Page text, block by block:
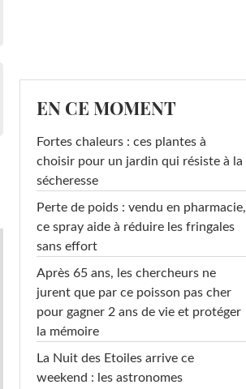
EN CE MOMENT
Fortes chaleurs : ces plantes à
choisir pour un jardin qui résiste à la
sécheresse
Perte de poids : vendu en pharmacie,
ce spray aide à réduire les fringales
sans effort
Après 65 ans, les chercheurs ne
jurent que par ce poisson pas cher
pour gagner 2 ans de vie et protéger
la mémoire
La Nuit des Etoiles arrive ce
weekend : les astronomes